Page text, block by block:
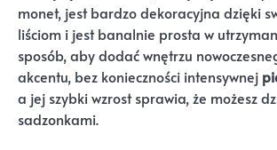
monet, jest bardzo dekoracyjna dzięki
liściom i jest banalnie prosta w
sposób, aby dodać wnętrzu
akcentu, bez konieczności intensywnej
a jej szybki wzrost sprawia, że możesz
sadzonkami.